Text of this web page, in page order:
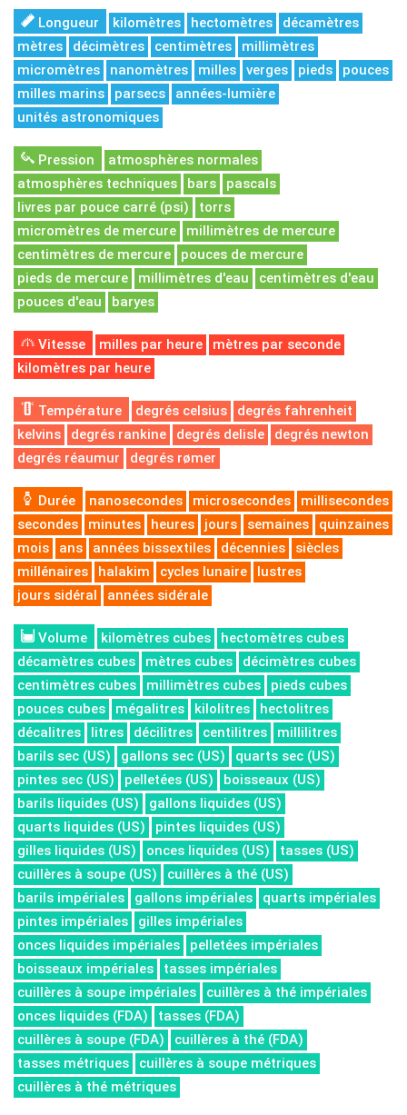
Longueur kilomètres hectomètres
décamètres
mètres
décimètres centimètres
millimètres
micromètres
nanomètres milles verges pieds
pouces
milles marins
parsecs
années-lumière
unités astronomiques
Pression
atmosphères normales
atmosphères techniques
bars
pascals
livres par pouce carré (psi)
torrs
micromètres de mercure
millimètres de mercure
centimètres de mercure
pouces de mercure
pieds de mercure
millimètres d'eau
centimètres d'eau
pouces d'eau
baryes
Vitesse milles par heure
mètres par seconde
kilomètres par heure
Température degrés celsius
degrés fahrenheit
kelvins
degrés rankine degrés delisle
degrés newton
degrés réaumur
degrés rømer
Durée nanosecondes microsecondes
millisecondes
secondes
minutes heures jours semaines
quinzaines
mois
ans années bissextiles décennies
siècles
millénaires
halakim cycles lunaire
lustres
jours sidéral
années sidérale
Volume kilomètres cubes
hectomètres cubes
décamètres cubes
mètres cubes
décimètres cubes
centimètres cubes
millimètres cubes
pieds cubes
pouces cubes
mégalitres kilolitres
hectolitres
décalitres
litres décilitres centilitres
millilitres
barils sec (US)
gallons sec (US)
quarts sec (US)
pintes sec (US)
pelletées (US)
boisseaux (US)
barils liquides (US)
gallons liquides (US)
quarts liquides (US)
pintes liquides (US)
gilles liquides (US)
onces liquides (US)
tasses (US)
cuillères à soupe (US)
cuillères à thé (US)
barils impériales
gallons impériales
quarts impériales
pintes impériales
gilles impériales
onces liquides impériales
pelletées impériales
boisseaux impériales
tasses impériales
cuillères à soupe impériales
cuillères à thé impériales
onces liquides (FDA)
tasses (FDA)
cuillères à soupe (FDA)
cuillères à thé (FDA)
tasses métriques
cuillères à soupe métriques
cuillères à thé métriques